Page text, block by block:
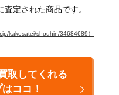
定された商品です。
kakosatei/shouhin/34684689）
取してくれる
ココ！